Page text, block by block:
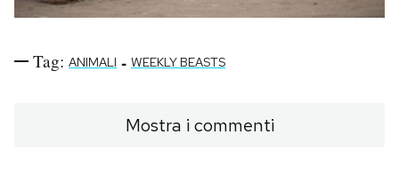
Tag: ANIMALI - WEEKLY BEASTS
Mostra i commenti